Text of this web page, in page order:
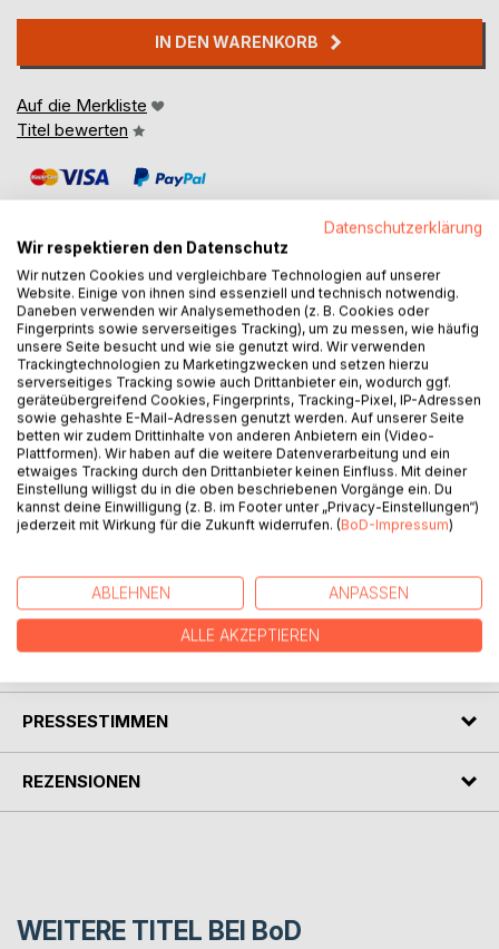
IN DEN WARENKORB
Auf die Merkliste
Titel bewerten
BESCHREIBUNG
Da ist der Baum, der fliegen wollte oder das schnurrende
Herz, Prinz Arman, der sich im goldenen Maul einer Kobra
wiederfindet, das Mädchen, das mit dem Irrlicht flieht, der
Ton Pling, der im Schlossgarten verloren geht oder der alte
Hund, der wissen will, wie Liebe riecht ...
Ursula Flacke erzählt in Parabeln, kuriosen Erzählungen und
Satiren vom Glück des Lebens.
Ungewöhnliche Geschichten für kleine und große
Menschen - zum Vorlesen oder selber Entdecken
PRESSESTIMMEN
REZENSIONEN
WEITERE TITEL BEI BoD
Datenschutzerklärung
Wir respektieren den Datenschutz
Wir nutzen Cookies und vergleichbare Technologien auf unserer
Website. Einige von ihnen sind essenziell und technisch notwendig.
Daneben verwenden wir Analysemethoden (z. B. Cookies oder
Fingerprints sowie serverseitiges Tracking), um zu messen, wie häufig
unsere Seite besucht und wie sie genutzt wird. Wir verwenden
Trackingtechnologien zu Marketingzwecken und setzen hierzu
serverseitiges Tracking sowie auch Drittanbieter ein, wodurch ggf.
geräteübergreifend Cookies, Fingerprints, Tracking-Pixel, IP-Adressen
sowie gehashte E-Mail-Adressen genutzt werden. Auf unserer Seite
betten wir zudem Drittinhalte von anderen Anbietern ein (Video-
Plattformen). Wir haben auf die weitere Datenverarbeitung und ein
etwaiges Tracking durch den Drittanbieter keinen Einfluss. Mit deiner
Einstellung willigst du in die oben beschriebenen Vorgänge ein. Du
kannst deine Einwilligung (z. B. im Footer unter „Privacy-Einstellungen“)
jederzeit mit Wirkung für die Zukunft widerrufen. (BoD-Impressum)
ABLEHNEN ANPASSEN
ALLE AKZEPTIEREN